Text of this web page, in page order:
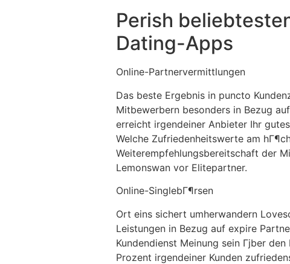
Perish
Dating-Apps
Online-Partnervermittlungen
Das beste Ergebnis in puncto
Mitbewerbern besonders in Bezug
erreicht irgendeiner Anbieter Ihr
Welche Zufriedenheitswerte am
Weiterempfehlungsbereitschaft der
Lemonswan vor Elitepartner.
Online-SinglebГ¶rsen
Ort eins sichert umherwandern
Leistungen in Bezug auf expire
Kundendienst Meinung sein Гјber
Prozent irgendeiner Kunden